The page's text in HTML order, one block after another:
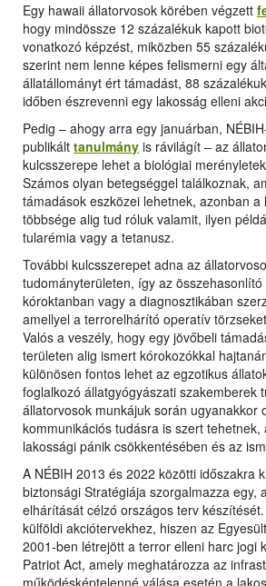
Egy hawaii állatorvosok körében végzett
hogy mindössze 12 százalékuk kapott
vonatkozó képzést, miközben 55
szerint nem lenne képes felismerni egy
állatállományt ért támadást, 88
időben észrevenni egy lakosság elleni
Pedig – ahogy arra egy januárban,
publikált tanulmány is rávilágít – az
kulcsszerepe lehet a biológiai
Számos olyan betegséggel találkoznak,
támadások eszközei lehetnek, azonban a
többsége alig tud róluk valamit, ilyen
tularémia vagy a tetanusz.
További kulcsszerepet adna az
tudományterületen, így az
kóroktanban vagy a diagnosztikában
amellyel a terrorelhárító operatív
Valós a veszély, hogy egy jövőbeli
területen alig ismert kórokozókkal
különösen fontos lehet az egzotikus
foglalkozó állatgyógyászati szakemberek
állatorvosok munkájuk során ugyanakkor
kommunikációs tudásra is szert
lakossági pánik csökkentésében és az
A NÉBIH 2013 és 2022 közötti időszakra
biztonsági Stratégiája szorgalmazza egy,
elhárítását célzó országos terv
külföldi akciótervekhez, hiszen az
2001-ben létrejött a terror elleni harc jogi
Patriot Act, amely meghatározza az